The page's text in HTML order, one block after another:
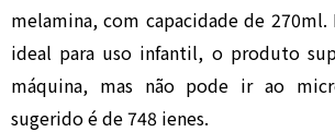
melamina, com capacidade de
ideal para uso infantil, o produto
máquina, mas não pode ir ao
sugerido é de 748 ienes.